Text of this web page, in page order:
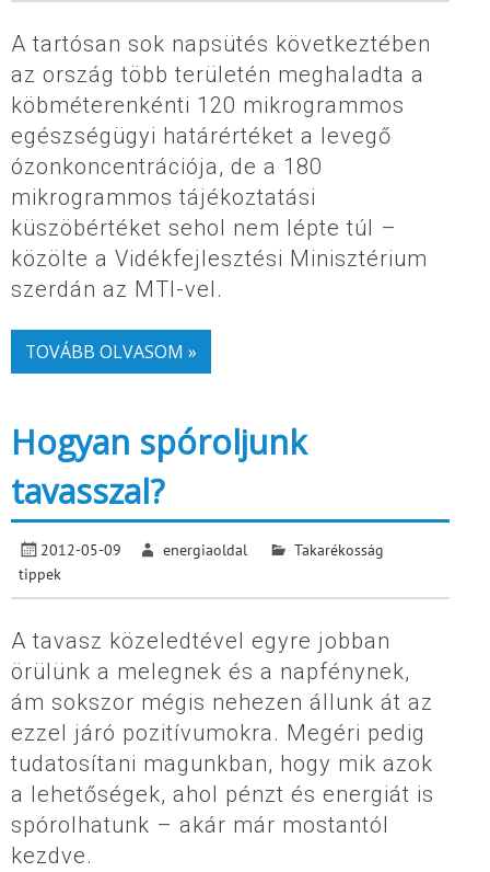
A tartósan sok napsütés következtében
az ország több területén meghaladta a
köbméterenkénti 120 mikrogrammos
egészségügyi határértéket a levegő
ózonkoncentrációja, de a 180
mikrogrammos tájékoztatási
küszöbértéket sehol nem lépte túl –
közölte a Vidékfejlesztési Minisztérium
szerdán az MTI-vel.
TOVÁBB OLVASOM »
Hogyan spóroljunk
tavasszal?
2012-05-09 energiaoldal
Takarékosság
tippek
A tavasz közeledtével egyre jobban
örülünk a melegnek és a napfénynek,
ám sokszor mégis nehezen állunk át az
ezzel járó pozitívumokra. Megéri pedig
tudatosítani magunkban, hogy mik azok
a lehetőségek, ahol pénzt és energiát is
spórolhatunk – akár már mostantól
kezdve.